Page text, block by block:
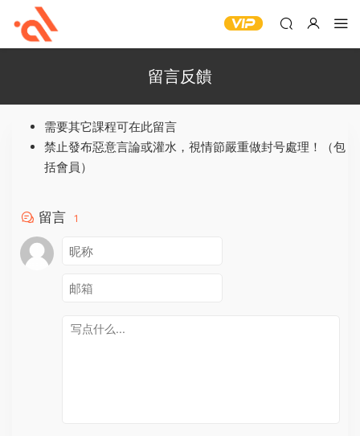
留言反饋
需要其它課程可在此留言
禁止發布惡意言論或灌水，視情節嚴重做封号處理！（包
括會員）
留言 1